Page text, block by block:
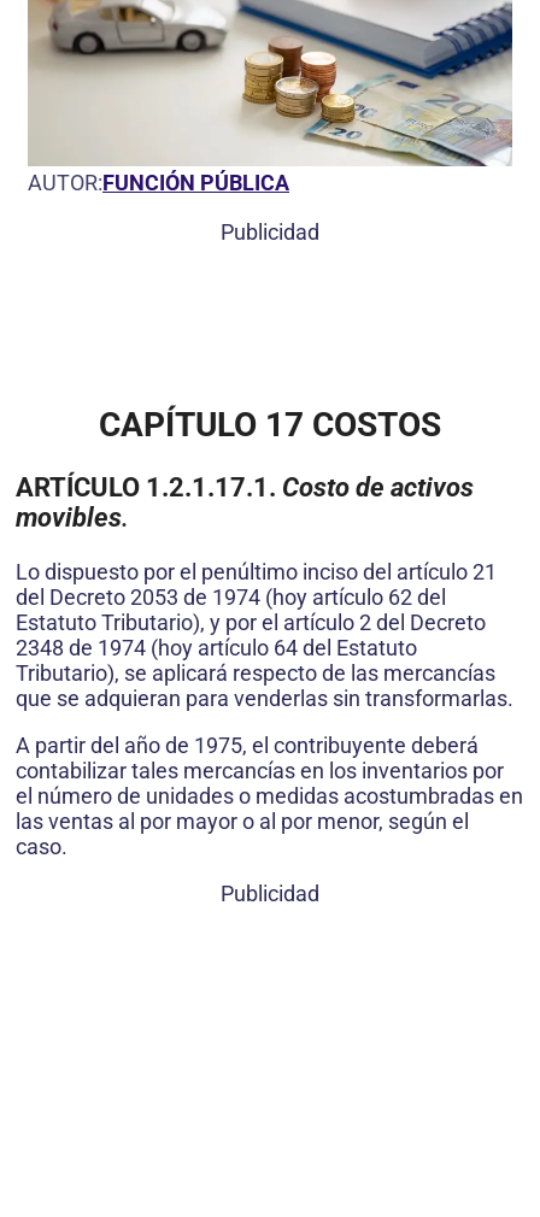
AUTOR:FUNCIÓN PÚBLICA
Publicidad
CAPÍTULO 17 COSTOS
ARTÍCULO 1.2.1.17.1. Costo de activos
movibles.
Lo dispuesto por el penúltimo inciso del artículo 21
del Decreto 2053 de 1974 (hoy artículo 62 del
Estatuto Tributario), y por el artículo 2 del Decreto
2348 de 1974 (hoy artículo 64 del Estatuto
Tributario), se aplicará respecto de las mercancías
que se adquieran para venderlas sin transformarlas.
A partir del año de 1975, el contribuyente deberá
contabilizar tales mercancías en los inventarios por
el número de unidades o medidas acostumbradas en
las ventas al por mayor o al por menor, según el
caso.
Publicidad